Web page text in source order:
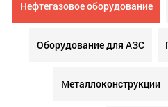
Нефтегазовое оборудование
Оборудование для АЗС
Металлоконструкции